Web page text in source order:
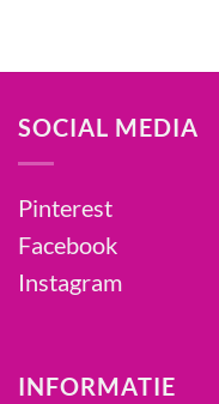
SOCIAL MEDIA
Pinterest
Facebook
Instagram
INFORMATIE